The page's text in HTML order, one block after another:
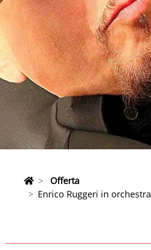
Offerta
Enrico Ruggeri in orchestra